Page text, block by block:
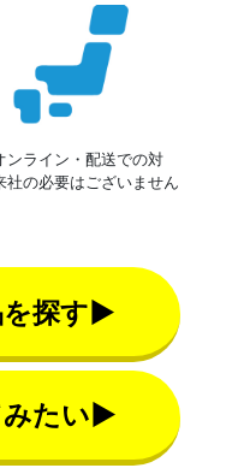
ンライン・配送での対
社の必要はございません
を探す▶
みたい▶